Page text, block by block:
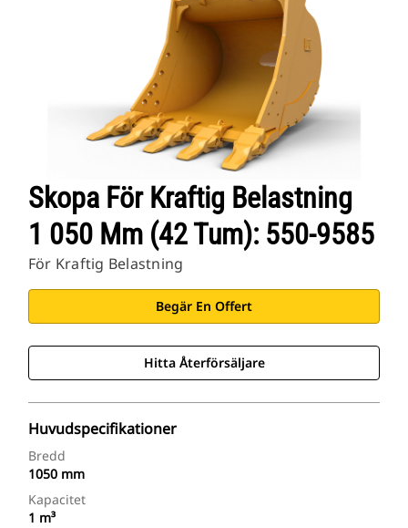
Skopa För Kraftig Belastning
1 050 Mm (42 Tum): 550-9585
För Kraftig Belastning
Begär En Offert
Hitta Återförsäljare
Huvudspecifikationer
Bredd
1050 mm
Kapacitet
1 m³